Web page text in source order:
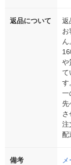
返品について
返
お
ん
や
て
す
一
先
さ
注
配
備考